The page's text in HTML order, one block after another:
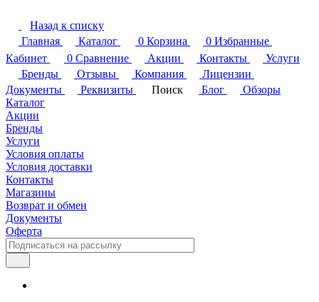
Назад к списку
Главная
Каталог 0 Корзина 0 Избранные
Кабинет
0 Сравнение Акции Контакты
Услуги
Бренды
Отзывы Компания
Лицензии
Документы
Реквизиты Поиск Блог
Обзоры
Каталог
Акции
Бренды
Услуги
Условия оплаты
Условия доставки
Контакты
Магазины
Возврат и обмен
Документы
Оферта